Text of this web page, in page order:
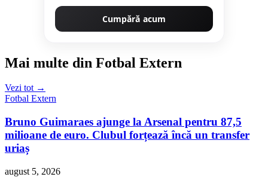
Cumpără acum
Mai multe din Fotbal Extern
Vezi tot →
Fotbal Extern
Bruno Guimaraes ajunge la Arsenal pentru 87,5
milioane de euro. Clubul forțează încă un transfer
uriaș
august 5, 2026